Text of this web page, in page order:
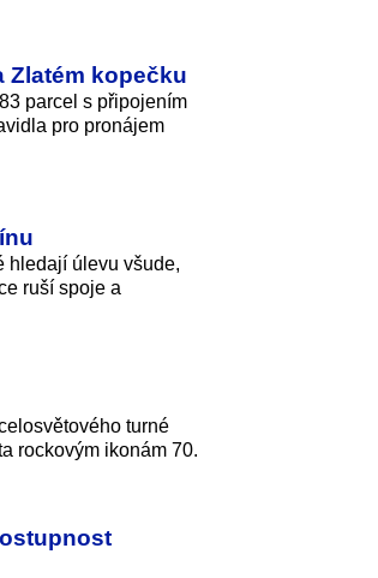
Zlatém kopečku
parcel s připojením
pro pronájem
hledají úlevu všude,
ruší spoje a
turné
rockovým ikonám 70.